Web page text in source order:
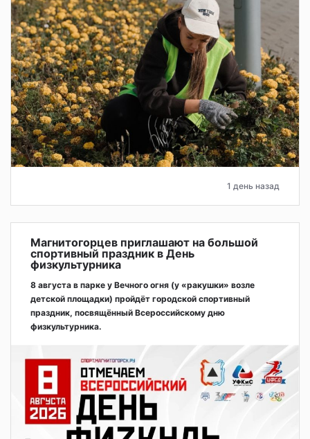
1 день назад
Магнитогорцев приглашают на большой
спортивный праздник в День
физкультурника
8 августа в парке у Вечного огня (у «ракушки» возле
детской площадки) пройдёт городской спортивный
праздник, посвящённый Всероссийскому дню
физкультурника.